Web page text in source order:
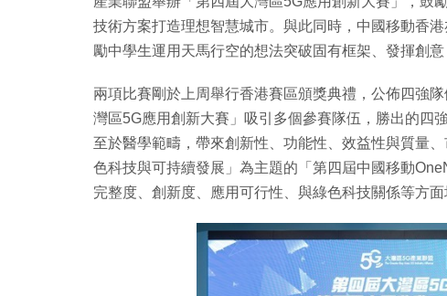
技術方案打造理想智慧城市。與此同時，中國移動香
勵中學生運用天馬行空的想法突破固有框架、發揮創
兩項比賽剛於上周舉行香港賽區頒獎典禮，公佈四強
灣區5G應用創新大賽」吸引多個參賽隊伍，勝出的四
至於醫學範疇，帶來創新性、功能性、效益性與質量
色科技與可持續發展」為主題的「第四屆中國移動
完整度、創新度、應用可行性、與綠色科技關係等方